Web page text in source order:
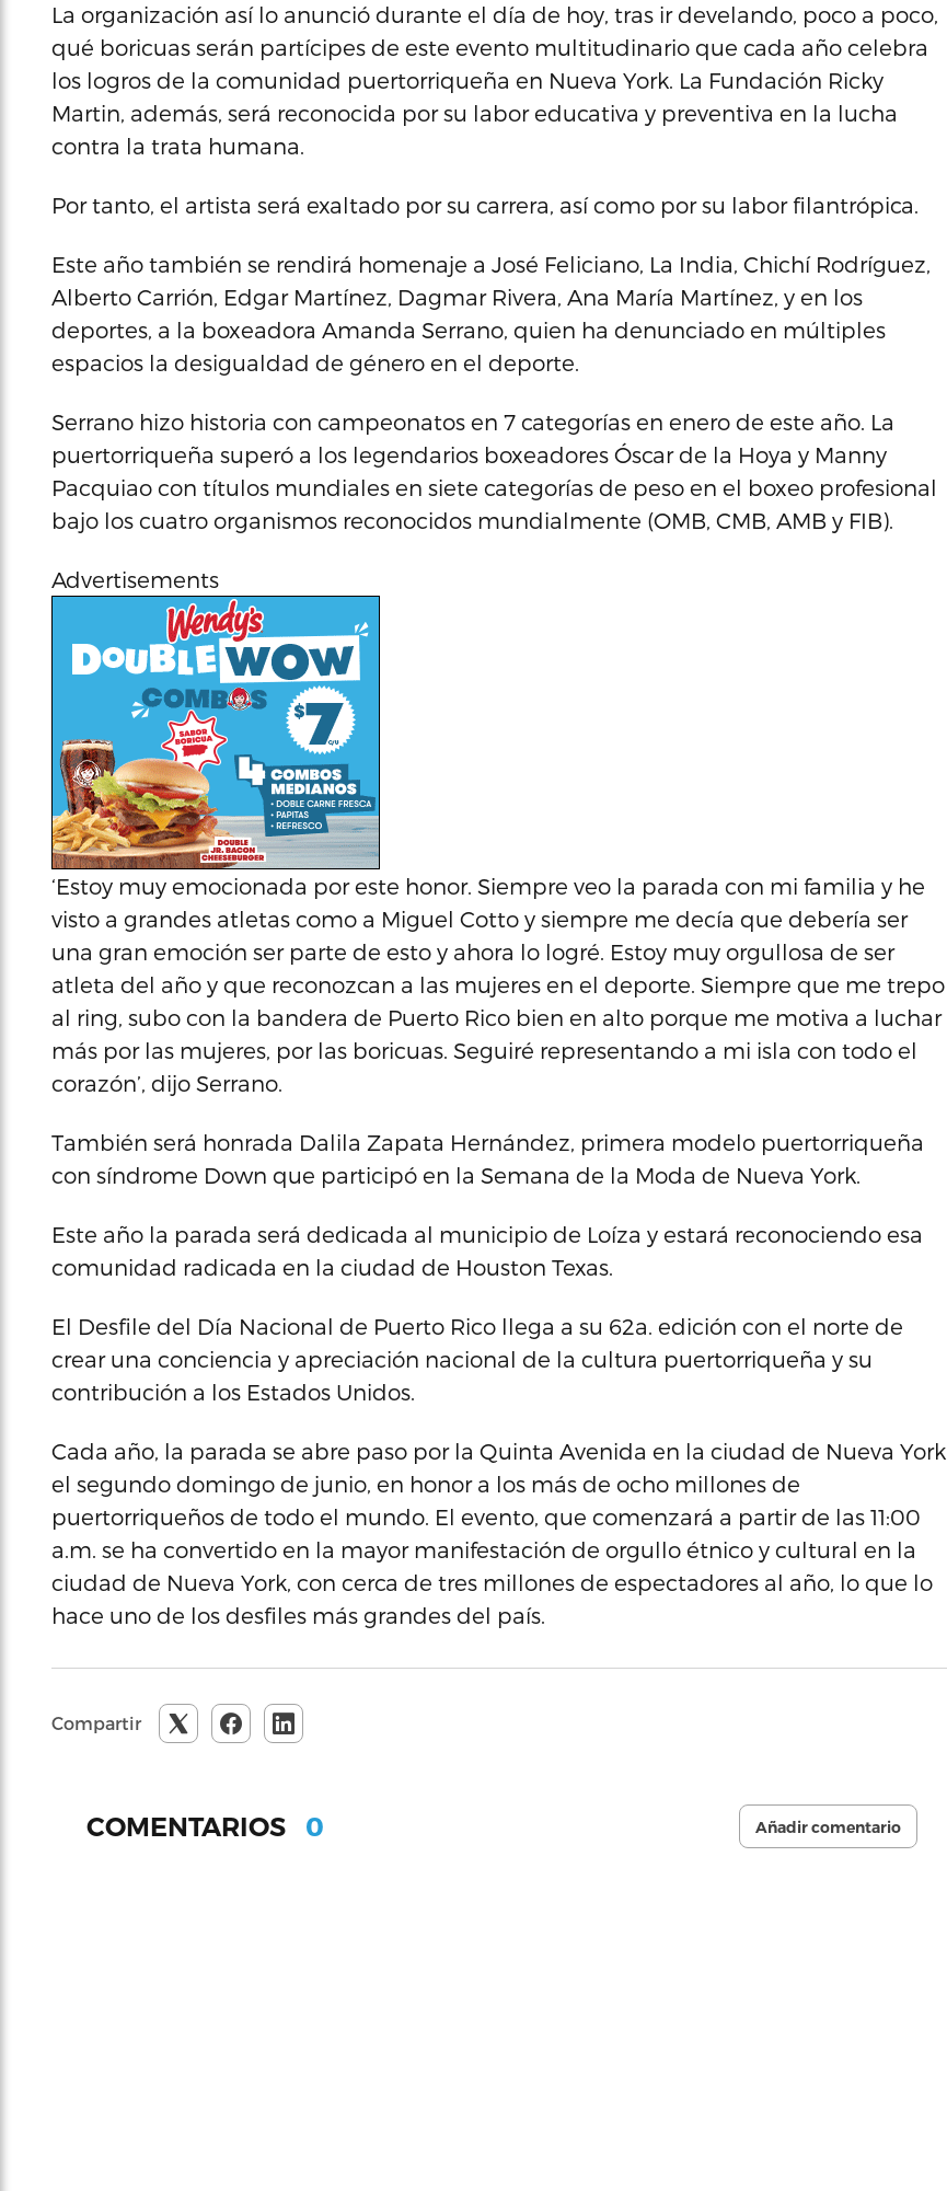
La organización así lo anunció durante el día de hoy, tras ir develando, poco a poco,
qué boricuas serán partícipes de este evento multitudinario que cada año celebra
los logros de la comunidad puertorriqueña en Nueva York. La Fundación Ricky
Martin, además, será reconocida por su labor educativa y preventiva en la lucha
contra la trata humana.
Por tanto, el artista será exaltado por su carrera, así como por su labor filantrópica.
Este año también se rendirá homenaje a José Feliciano, La India, Chichí Rodríguez,
Alberto Carrión, Edgar Martínez, Dagmar Rivera, Ana María Martínez, y en los
deportes, a la boxeadora Amanda Serrano, quien ha denunciado en múltiples
espacios la desigualdad de género en el deporte.
Serrano hizo historia con campeonatos en 7 categorías en enero de este año. La
puertorriqueña superó a los legendarios boxeadores Óscar de la Hoya y Manny
Pacquiao con títulos mundiales en siete categorías de peso en el boxeo profesional
bajo los cuatro organismos reconocidos mundialmente (OMB, CMB, AMB y FIB).
Advertisements
‘Estoy muy emocionada por este honor. Siempre veo la parada con mi familia y he
visto a grandes atletas como a Miguel Cotto y siempre me decía que debería ser
una gran emoción ser parte de esto y ahora lo logré. Estoy muy orgullosa de ser
atleta del año y que reconozcan a las mujeres en el deporte. Siempre que me trepo
al ring, subo con la bandera de Puerto Rico bien en alto porque me motiva a luchar
más por las mujeres, por las boricuas. Seguiré representando a mi isla con todo el
corazón’, dijo Serrano.
También será honrada Dalila Zapata Hernández, primera modelo puertorriqueña
con síndrome Down que participó en la Semana de la Moda de Nueva York.
Este año la parada será dedicada al municipio de Loíza y estará reconociendo esa
comunidad radicada en la ciudad de Houston Texas.
El Desfile del Día Nacional de Puerto Rico llega a su 62a. edición con el norte de
crear una conciencia y apreciación nacional de la cultura puertorriqueña y su
contribución a los Estados Unidos.
Cada año, la parada se abre paso por la Quinta Avenida en la ciudad de Nueva York
el segundo domingo de junio, en honor a los más de ocho millones de
puertorriqueños de todo el mundo. El evento, que comenzará a partir de las 11:00
a.m. se ha convertido en la mayor manifestación de orgullo étnico y cultural en la
ciudad de Nueva York, con cerca de tres millones de espectadores al año, lo que lo
hace uno de los desfiles más grandes del país.
Compartir
COMENTARIOS 0 Añadir comentario